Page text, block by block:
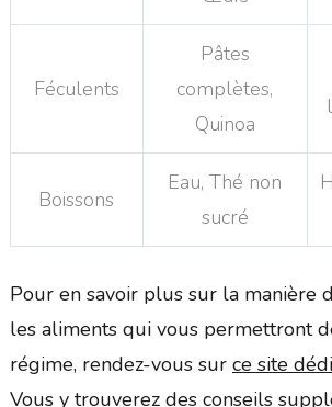
Féculents
Pâtes
complètes,
Quinoa
Boissons
Eau, Thé non
sucré
Pour en savoir plus sur la manière
les aliments qui vous permettront
régime, rendez-vous sur ce site
Vous y trouverez des conseils